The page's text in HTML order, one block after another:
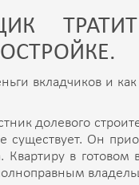
вкладчиков и
долевого
существует. Он
Квартиру в